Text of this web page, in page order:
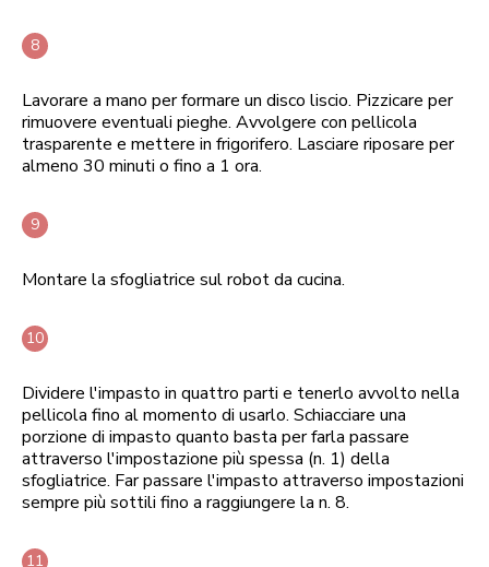
Lavorare a mano per formare un disco liscio. Pizzicare per
rimuovere eventuali pieghe. Avvolgere con pellicola
trasparente e mettere in frigorifero. Lasciare riposare per
almeno 30 minuti o fino a 1 ora.
Montare la sfogliatrice sul robot da cucina.
Dividere l'impasto in quattro parti e tenerlo avvolto nella
pellicola fino al momento di usarlo. Schiacciare una
porzione di impasto quanto basta per farla passare
attraverso l'impostazione più spessa (n. 1) della
sfogliatrice. Far passare l'impasto attraverso impostazioni
sempre più sottili fino a raggiungere la n. 8.